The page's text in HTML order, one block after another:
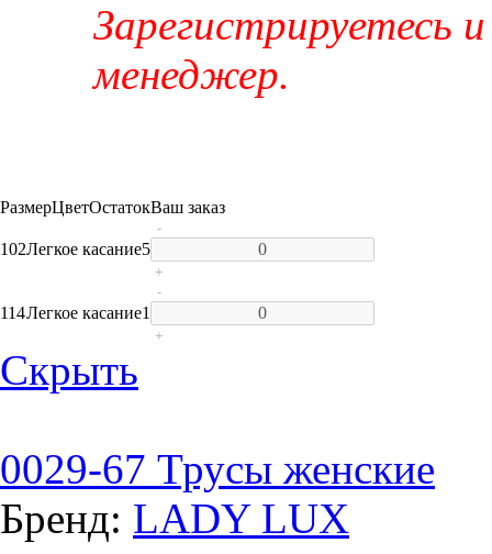
Зарегистрируетесь
менеджер.
РазмерЦветОстатокВаш заказ
102Легкое касание5
-
+
114Легкое касание1
-
+
Скрыть
0029-67 Трусы женские
Бренд: LADY LUX